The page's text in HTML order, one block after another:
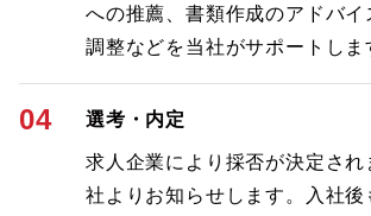
への推薦、書類作成のアドバイ
調整などを当社がサポートしま
04 選考・内定
求人企業により採否が決定され
社よりお知らせします。入社後